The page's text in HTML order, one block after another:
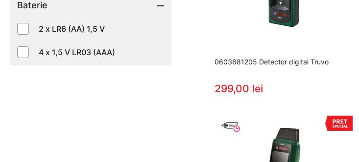
Baterie
2 x LR6 (AA) 1,5 V
4 x 1,5 V LR03 (AAA)
0603681205 Detector digital Truvo
299,00 lei